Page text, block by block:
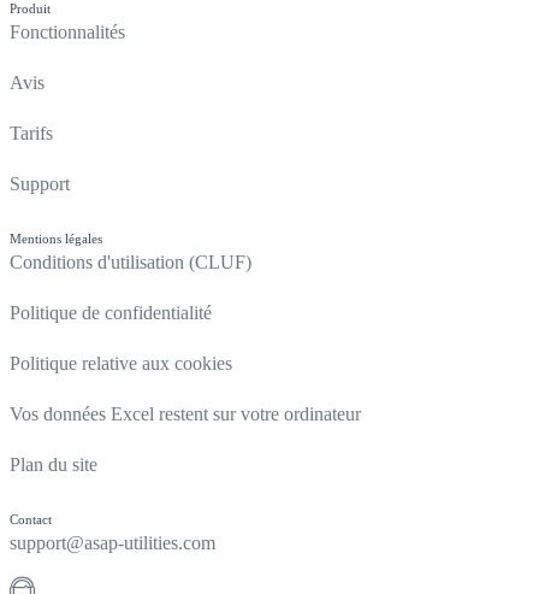
Produit
Fonctionnalités
Avis
Tarifs
Support
Mentions légales
Conditions d'utilisation (CLUF)
Politique de confidentialité
Politique relative aux cookies
Vos données Excel restent sur votre ordinateur
Plan du site
Contact
support@asap-utilities.com